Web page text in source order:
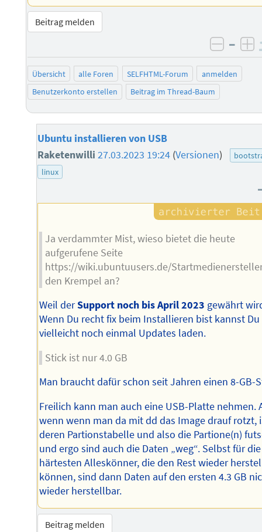
Beitrag melden
–
Übersicht alle Foren SELFHTML-Forum
anmelden
Benutzerkonto erstellen
Beitrag im Thread-Baum
Ubuntu installieren von USB
Raketenwilli27.03.2023 19:24 (Versionen)
linux
Ja verdammter Mist, wieso bietet die heute
aufgerufene Seite
https://wiki.ubuntuusers.de/
den Krempel an?
Weil derSupport noch bis April 2023 gewährt
Wenn Du recht fix beim Installieren bist kannst Du
vielleicht noch einmal Updates laden.
Stick ist nur 4.0 GB
Man braucht dafür schon seit Jahren einen 8-GB-
Freilich kann man auch eine USB-Platte nehmen.
wenn wenn man da mit dd das Image drauf rotzt,
deren Partionstabelle und also die Partione(n)
und ergo sind auch die Daten „weg“. Selbst für die
härtesten Alleskönner, die den Rest wieder
können, sind dann Daten auf den ersten 4.3 GB
wieder herstellbar.
Beitrag melden